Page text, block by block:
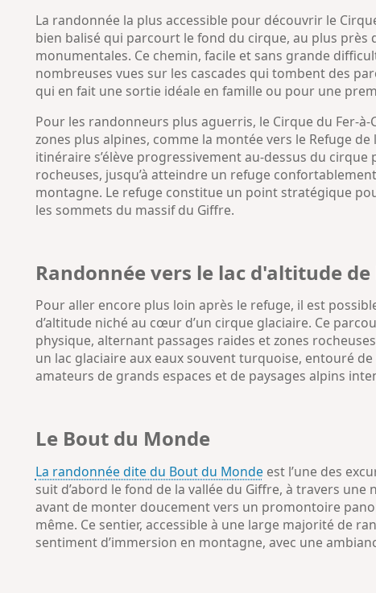
La randonnée la plus accessible pour découvrir le
bien balisé qui parcourt le fond du cirque, au plus
monumentales. Ce chemin, facile et sans grande
nombreuses vues sur les cascades qui tombent des
qui en fait une sortie idéale en famille ou pour une
Pour les randonneurs plus aguerris, le Cirque du Fer-
zones plus alpines, comme la montée vers le Refuge
itinéraire s’élève progressivement au-dessus du
rocheuses, jusqu’à atteindre un refuge
montagne. Le refuge constitue un point stratégique
les sommets du massif du Giffre.
Randonnée vers le lac d'altitude de
Pour aller encore plus loin après le refuge, il est
d’altitude niché au cœur d’un cirque glaciaire. Ce
physique, alternant passages raides et zones
un lac glaciaire aux eaux souvent turquoise, entouré
amateurs de grands espaces et de paysages alpins
Le Bout du Monde
La randonnée dite du Bout du Monde est l’une des
suit d’abord le fond de la vallée du Giffre, à travers
avant de monter doucement vers un promontoire
même. Ce sentier, accessible à une large majorité de
sentiment d’immersion en montagne, avec une